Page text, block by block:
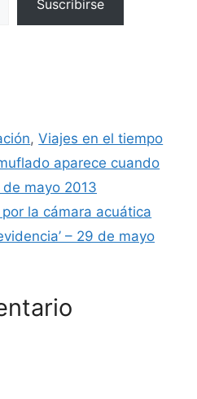
Suscribirse
,Viajes en el tiempo
aparece cuando
de mayo 2013
la cámara acuática
– 29 de mayo